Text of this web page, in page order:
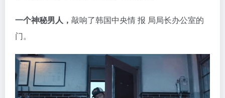
一个神秘男人， 敲响了韩国中央情 报 局局长办公室的
门。